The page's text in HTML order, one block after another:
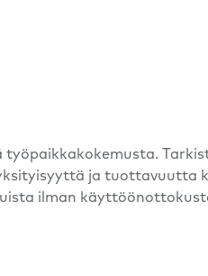
ja tuottavuutta
ilman